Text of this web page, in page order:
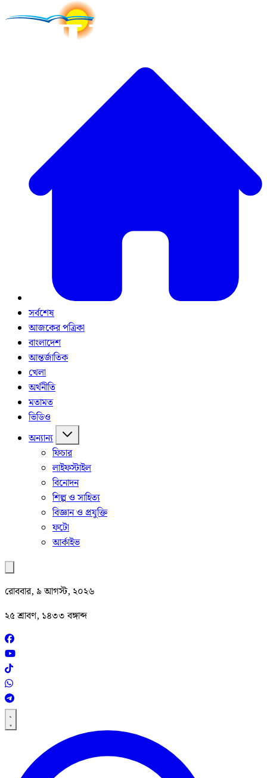
সর্বশেষ
আজকের পত্রিকা
বাংলাদেশ
আন্তর্জাতিক
খেলা
অর্থনীতি
মতামত
ভিডিও
অন্যান্য
ফিচার
লাইফস্টাইল
বিনোদন
শিল্প ও সাহিত্য
বিজ্ঞান ও প্রযুক্তি
ফটো
আর্কাইভ
রোববার, ৯ আগস্ট, ২০২৬
২৫ শ্রাবণ, ১৪৩৩ বঙ্গাব্দ